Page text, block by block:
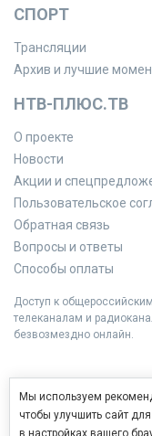
СПОРТ
Трансляции
Архив и лучшие
НТВ-ПЛЮС.ТВ
О проекте
Новости
Акции и
Пользовательское
Обратная связь
Вопросы и ответы
Способы оплаты
Доступ к
телеканалам и
безвозмездно онлайн.
Мы используем
чтобы улучшить сайт
в настройках вашего